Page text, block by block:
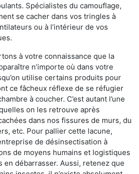
Spécialistes du camouflage,
se cacher dans vos tringles à
ou à l’intérieur de vos
à votre connaissance que la
n’importe où dans votre
utilise certains produits pour
ce fâcheux réflexe de se réfugier
à coucher. C’est autant l’une
on les retrouve après
dans nos fissures de murs, du
etc. Pour pallier cette lacune,
de désinsectisation à
de moyens humains et logistiques
en débarrasser. Aussi, retenez que